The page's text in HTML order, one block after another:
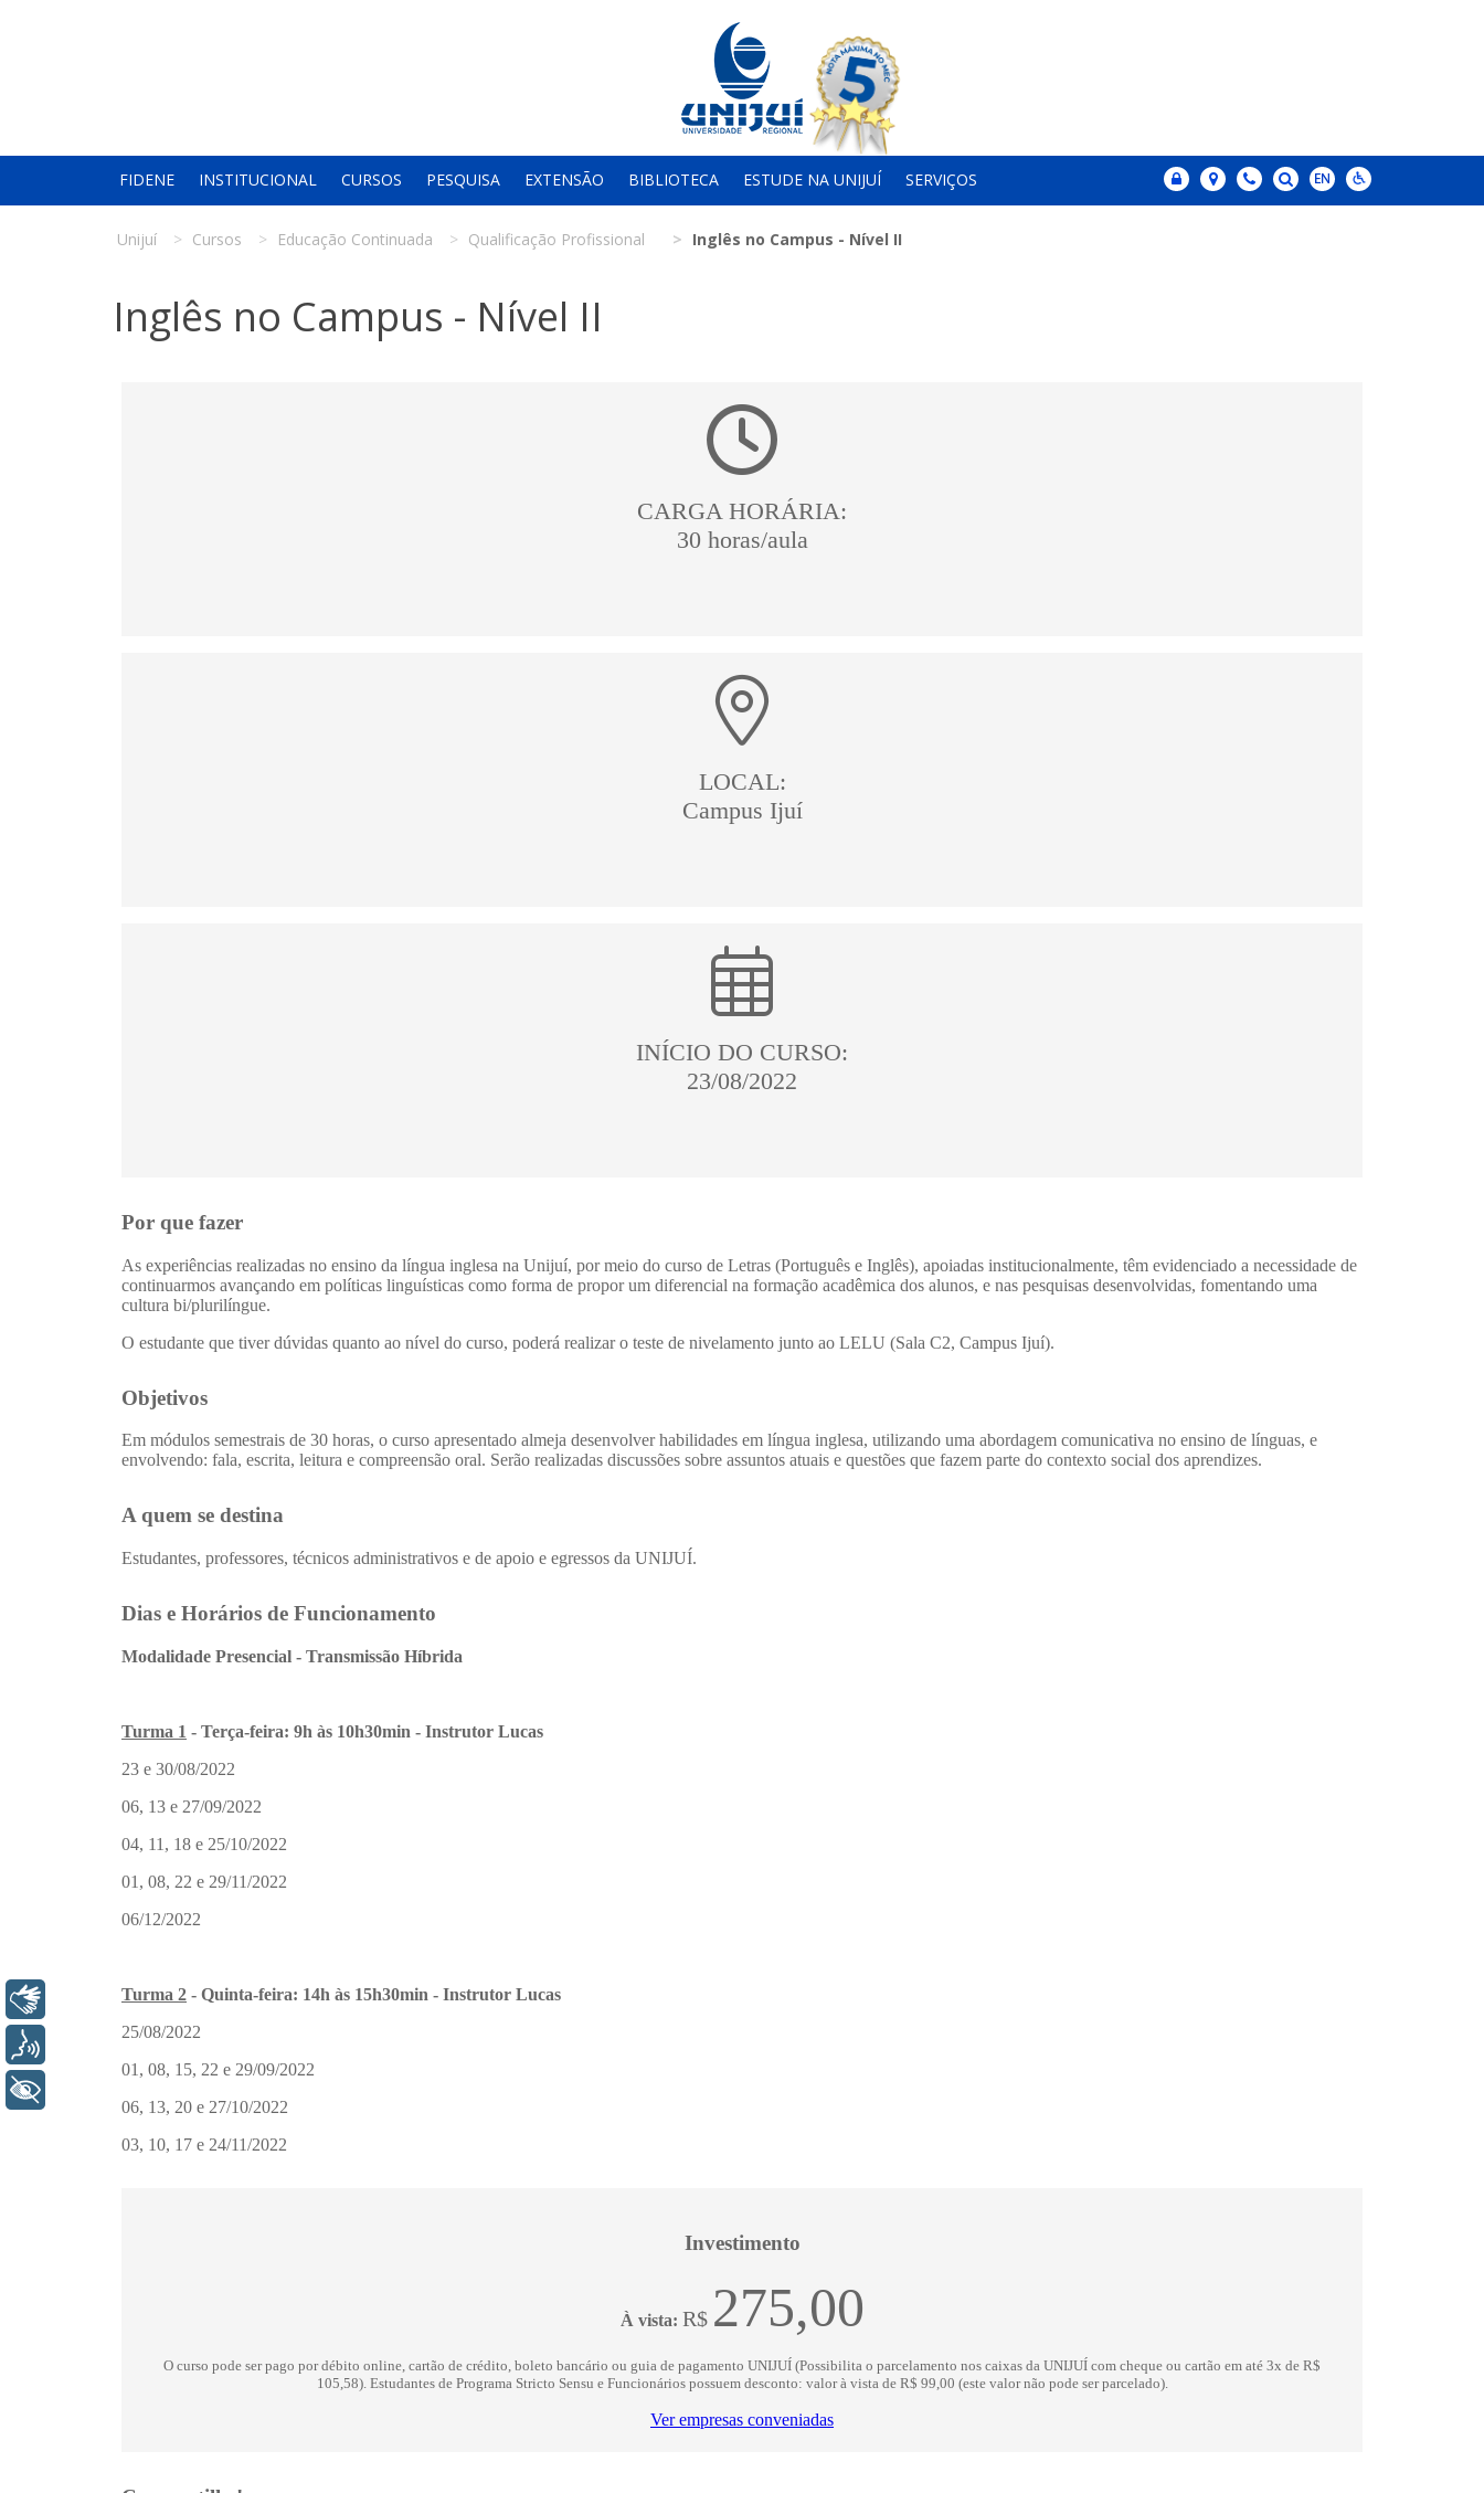
FIDENE INSTITUCIONAL CURSOS PESQUISA EXTENSÃO BIBLIOTECA ESTUDE NA UNIJUÍ SERVIÇOS
Unijuí Cursos Educação Continuada Qualificação Profissional Inglês no Campus - Nível II
Inglês no Campus - Nível II